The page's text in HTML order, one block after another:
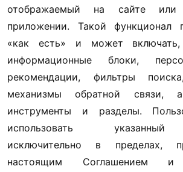
отображаемый на сайте
приложении. Такой функционал
«как есть» и может
информационные блоки,
рекомендации, фильтры
механизмы обратной
инструменты и разделы.
использовать
исключительно в пределах,
настоящим Соглашением и